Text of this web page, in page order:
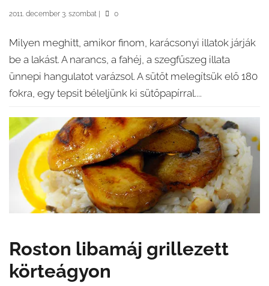
2011. december 3. szombat 0
Milyen meghitt, amikor finom, karácsonyi illatok járják
be a lakást. A narancs, a fahéj, a szegfűszeg illata
ünnepi hangulatot varázsol. A sütőt melegítsük elő 180
fokra, egy tepsit béleljünk ki sütőpapírral....
Roston libamáj grillezett
körteágyon